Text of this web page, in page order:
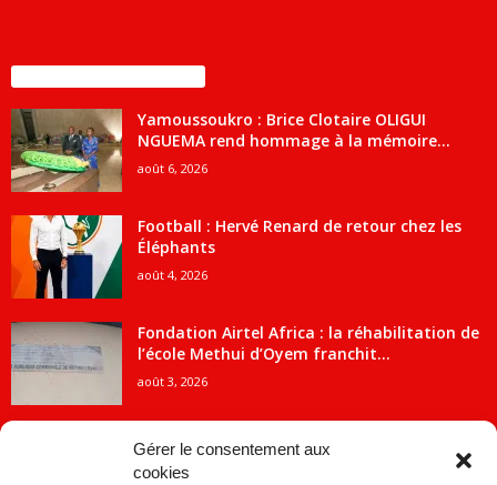
Gérer le consentement aux
cookies
Yamoussoukro : Brice Clotaire OLIGUI
NGUEMA rend hommage à la mémoire...
août 6, 2026
Football : Hervé Renard de retour chez les
Éléphants
août 4, 2026
Fondation Airtel Africa : la réhabilitation de
l’école Methui d’Oyem franchit...
août 3, 2026